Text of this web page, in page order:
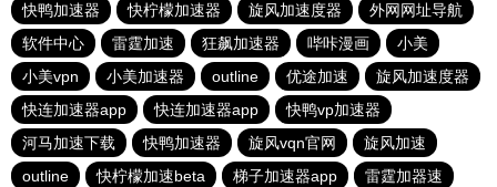
快鸭加速器
快柠檬加速器 旋风加速度器
外网网址导航
软件中心
雷霆加速 狂飙加速器 哔咔漫画
小美
小美vpn
小美加速器 outline 优途加速
旋风加速度器
快连加速器app
快连加速器app
快鸭vp加速器
河马加速下载
快鸭加速器 旋风vqn官网
旋风加速
outline
快柠檬加速beta 梯子加速器app
雷霆加器速